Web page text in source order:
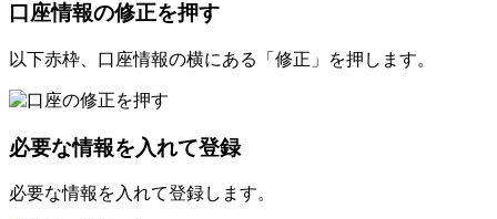
口座情報の修正を押す
以下赤枠、口座情報の横にある「修正」を押します。
必要な情報を入れて登録
必要な情報を入れて登録します。